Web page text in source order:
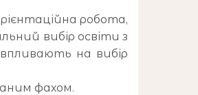
робота,
вибір освіти з
на вибір
фахом.